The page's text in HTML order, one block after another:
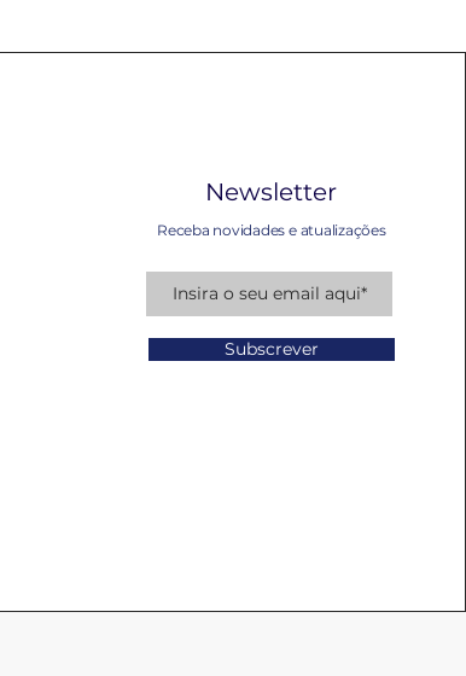
Newsletter
Receba novidades e atualizações
Subscrever